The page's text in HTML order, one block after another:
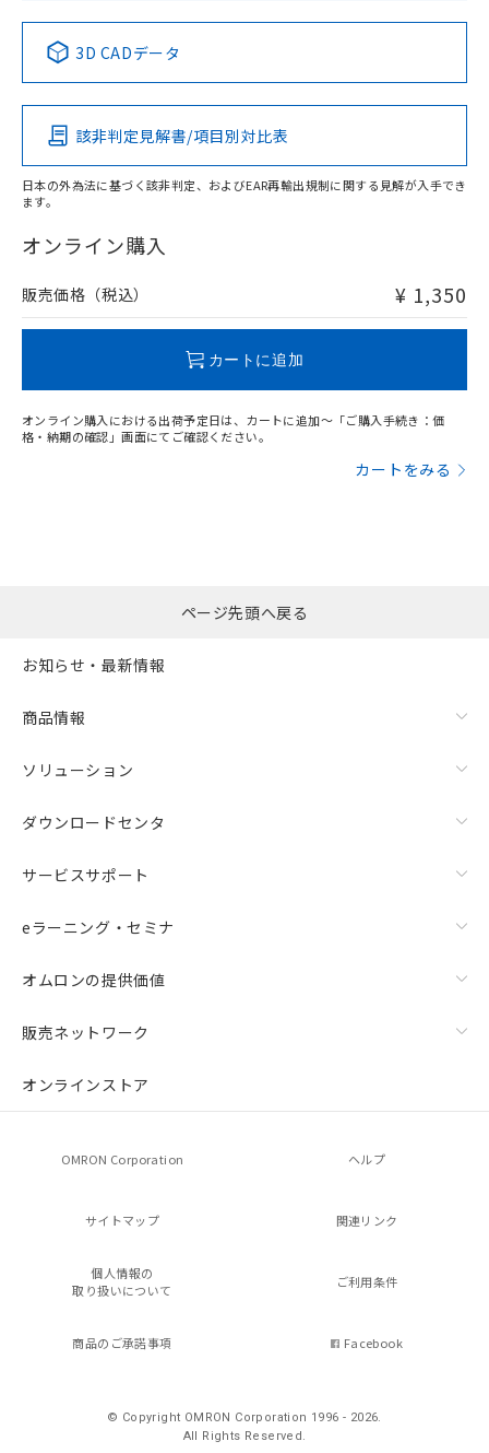
Pb Hg Cd Cr(VI)
O
在庫等で未対応品が混在する可能性があります。
問い合わせください。
3D CADデータ
該非判定見解書/項目別対比表
日本の外為法に基づく該非判定、およびEAR再輸出規制に関する見解が入手でき
ます。
オンライン購入
販売価格（税込） ¥ 1,350
カートに追加
オンライン購入における出荷予定日は、カートに追加～「ご購入手続き：価
格・納期の確認」画面にてご確認ください。
カートをみる
ページ先頭へ戻る
お知らせ・最新情報
商品情報
ソリューション
ダウンロードセンタ
サービスサポート
eラーニング・セミナ
オムロンの提供価値
販売ネットワーク
オンラインストア
OMRON Corporation ヘルプ
サイトマップ 関連リンク
個人情報の
取り扱いについて
ご利用条件
商品のご承諾事項 Facebook
© Copyright OMRON Corporation 1996 - 2026.
All Rights Reserved.